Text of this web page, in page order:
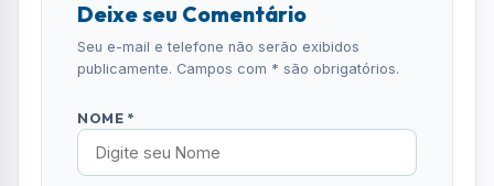
Deixe seu Comentário
Seu e-mail e telefone não serão exibidos
publicamente. Campos com * são obrigatórios.
NOME *